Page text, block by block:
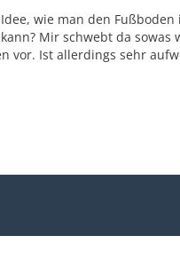
wie man den Fußboden
Mir schwebt da sowas
vor. Ist allerdings sehr